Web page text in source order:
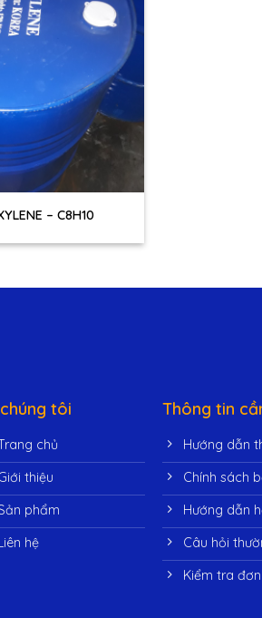
– C8H10
tôi
chủ
thiệu
phẩm
hệ
Thông tin
Hướng dẫn
Chính sách
Hướng dẫn
Câu hỏi
Kiểm tra